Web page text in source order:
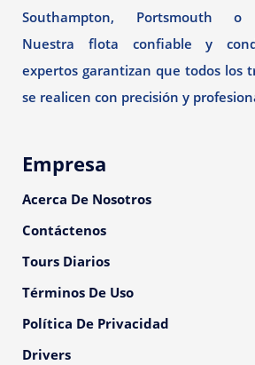
Southampton, Portsmouth o
Nuestra flota confiable y
expertos garantizan que todos los
se realicen con precisión y
Empresa
Acerca De Nosotros
Contáctenos
Tours Diarios
Términos De Uso
Política De Privacidad
Drivers